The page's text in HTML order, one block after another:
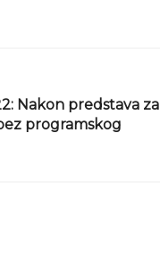
Nakon predstava za
programskog